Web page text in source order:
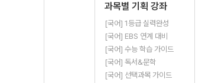
과목별 기획 강좌
[국어] 1등급 실력완성
[국어] EBS 연계 대비
[국어] 수능 학습 가이드
[국어] 독서&문학
[국어] 선택과목 가이드